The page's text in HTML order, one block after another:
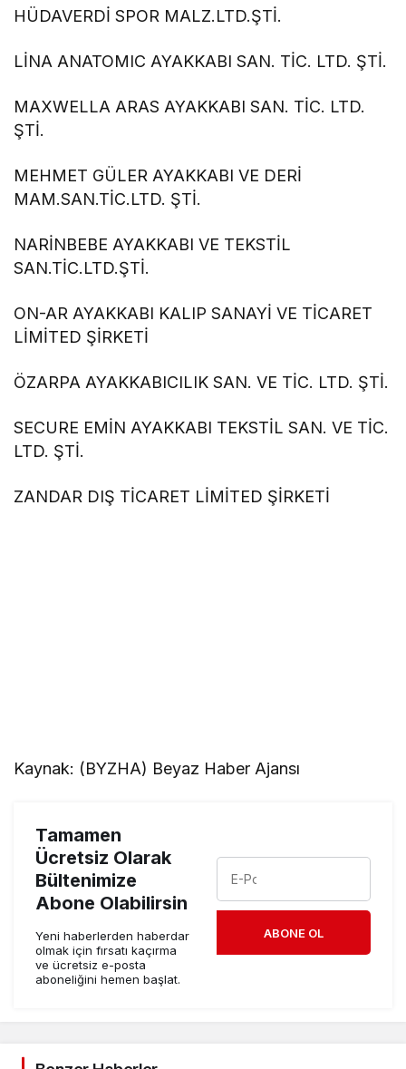
HÜDAVERDİ SPOR MALZ.LTD.ŞTİ.
LİNA ANATOMIC AYAKKABI SAN. TİC. LTD. ŞTİ.
MAXWELLA ARAS AYAKKABI SAN. TİC. LTD.
ŞTİ.
MEHMET GÜLER AYAKKABI VE DERİ
MAM.SAN.TİC.LTD. ŞTİ.
NARİNBEBE AYAKKABI VE TEKSTİL
SAN.TİC.LTD.ŞTİ.
ON-AR AYAKKABI KALIP SANAYİ VE TİCARET
LİMİTED ŞİRKETİ
ÖZARPA AYAKKABICILIK SAN. VE TİC. LTD. ŞTİ.
SECURE EMİN AYAKKABI TEKSTİL SAN. VE TİC.
LTD. ŞTİ.
ZANDAR DIŞ TİCARET LİMİTED ŞİRKETİ
Kaynak: (BYZHA) Beyaz Haber Ajansı
Tamamen
Ücretsiz Olarak
Bültenimize
Abone Olabilirsin
Yeni haberlerden haberdar
olmak için fırsatı kaçırma
ve ücretsiz e-posta
aboneliğini hemen başlat.
ABONE OL